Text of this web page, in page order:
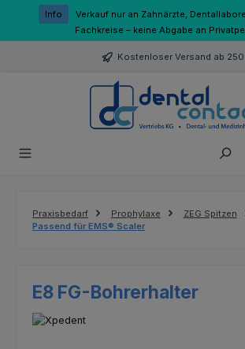
Zum Hauptinhalt springen
Info
Verkauf nur an Zahnärzte,
Fachkreise – keine Abgabe an
Kostenloser Versand ab 250
Praxisbedarf Prophylaxe
ZEG Spitzen
Passend für EMS® Scaler
E8 FG-Bohrerhalter